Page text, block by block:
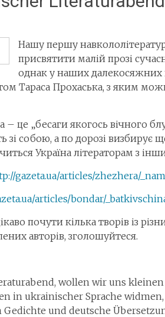
Нашу першу
присвятити малій прозі
однак у наших далекосяжних
Тараса Прохаська, з яким
це „бесаги якогось вічного
зі собою, а по дорозі визбирує
Україна літераторам з
gazeta.ua/articles/zhezhera/
articles/bondar/
почути кілька творів із
авторів, зголошуйтеся.
wollen wir uns kleinen
in ukrainischer Sprache
und deutsche